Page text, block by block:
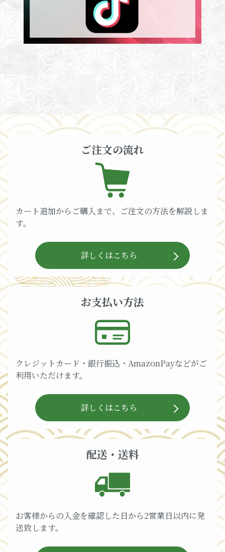
ご注文の流れ
カート追加からご購入まで、ご注文の方法を解説しま
す。
詳しくはこちら
お支払い方法
クレジットカード・銀行振込・AmazonPayなどがご
利用いただけます。
詳しくはこちら
配送・送料
お客様からの入金を確認した日から2営業日以内に発
送致します。